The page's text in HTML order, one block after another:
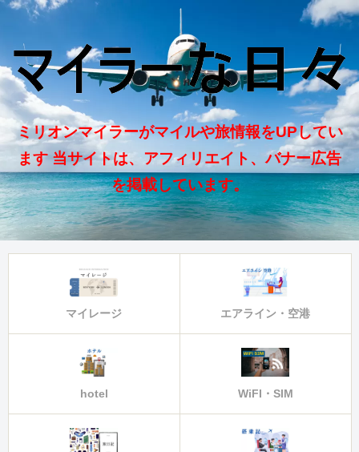
ミリオンマイラーがマイルや旅情報をUPしてい
ます 当サイトは、アフィリエイト、バナー広告
を掲載しています。
マイレージ エアライン・空港
hotel WiFI・SIM